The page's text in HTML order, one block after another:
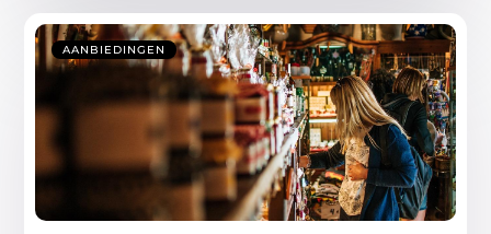
AANBIEDINGEN